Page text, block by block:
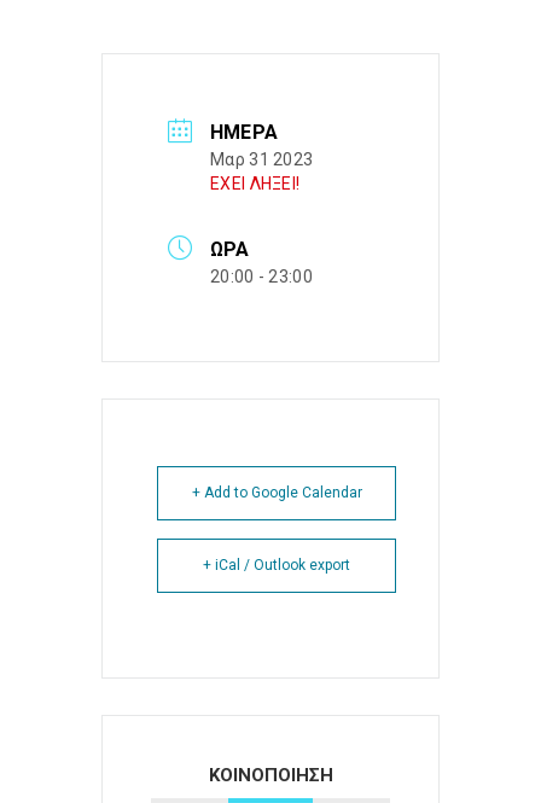
ΗΜΈΡΑ
Μαρ 31 2023
ΕΧΕΙ ΛΗΞΕΙ!
ΏΡΑ
20:00 - 23:00
+ Add to Google Calendar
+ iCal / Outlook export
ΚΟΙΝΟΠΟΙΗΣΗ